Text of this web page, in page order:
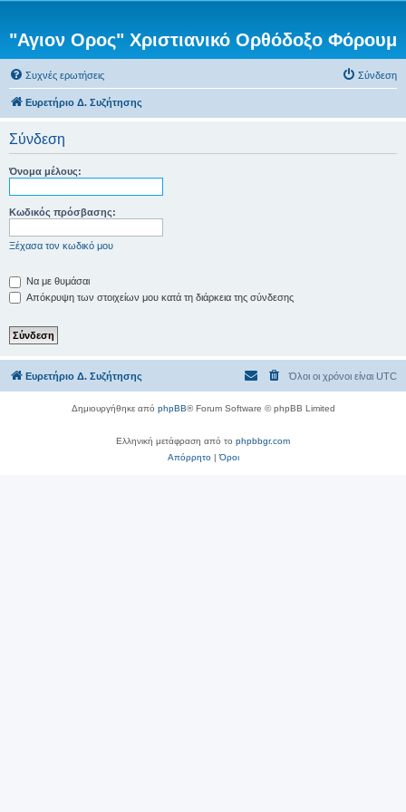
"Αγιον Ορος" Χριστιανικό Ορθόδοξο Φόρουμ
Συχνές ερωτήσεις Σύνδεση
Ευρετήριο Δ. Συζήτησης
Σύνδεση
Όνομα μέλους:
Κωδικός πρόσβασης:
Ξέχασα τον κωδικό μου
Να με θυμάσαι
Απόκρυψη των στοιχείων μου κατά τη διάρκεια της σύνδεσης
Ευρετήριο Δ. Συζήτησης Όλοι οι χρόνοι είναι UTC
Δημιουργήθηκε από phpBB® Forum Software © phpBB Limited
Ελληνική μετάφραση από το phpbbgr.com
Απόρρητο|Όροι